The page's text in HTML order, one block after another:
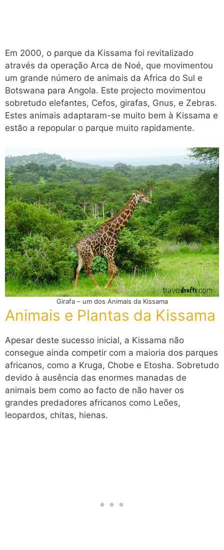
Em 2000, o parque da Kissama foi revitalizado
através da operação Arca de Noé, que movimentou
um grande número de animais da Africa do Sul e
Botswana para Angola. Este projecto movimentou
sobretudo elefantes, Cefos, girafas, Gnus, e Zebras.
Estes animais adaptaram-se muito bem à Kissama e
estão a repopular o parque muito rapidamente.
Girafa – um dos Animais da Kissama
Animais e Plantas da Kissama
Apesar deste sucesso inicial, a Kissama não
consegue ainda competir com a maioria dos parques
africanos, como a Kruga, Chobe e Etosha. Sobretudo
devido à ausência das enormes manadas de
animais bem como ao facto de não haver os
grandes predadores africanos como Leões,
leopardos, chitas, hienas.